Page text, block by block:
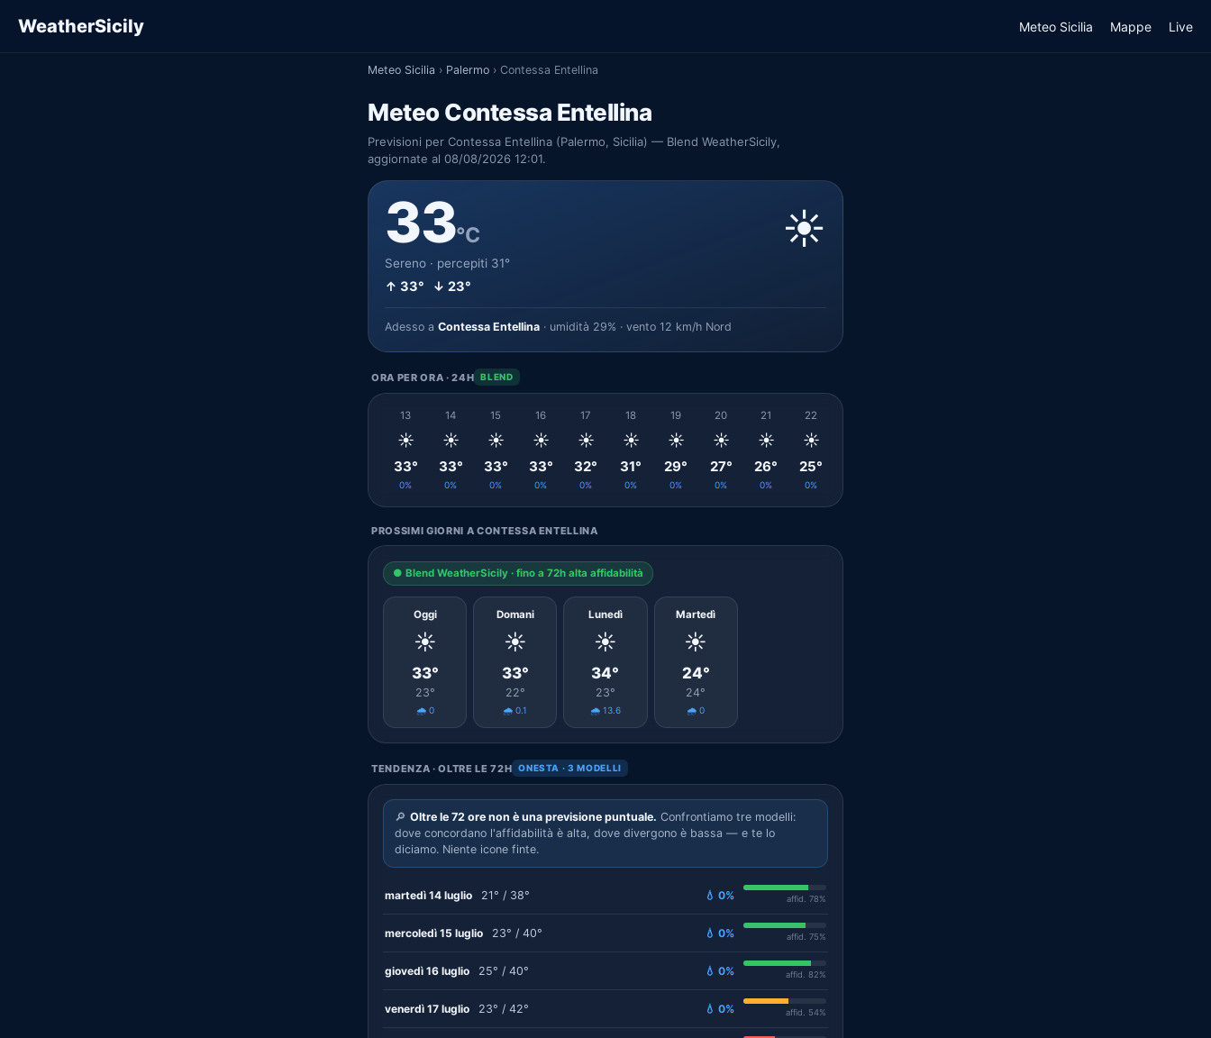
WeatherSicily Meteo Sicilia Mappe Live
Meteo Sicilia › Palermo › Contessa Entellina
Meteo Contessa Entellina
Previsioni per Contessa Entellina (Palermo, Sicilia) — Blend WeatherSicily,
aggiornate al 08/08/2026 12:01.
33°C
Sereno · percepiti 31°
↑ 33° ↓ 23°
☀️
Adesso a Contessa Entellina · umidità 29% · vento 12 km/h Nord
ORA PER ORA · 24H BLEND
13
☀️
33°
0%
14
☀️
33°
0%
15
☀️
33°
0%
16
☀️
33°
0%
17
☀️
32°
0%
18
☀️
31°
0%
19
☀️
29°
0%
20
☀️
27°
0%
21
☀️
26°
0%
22
☀️
25°
0%
PROSSIMI GIORNI A CONTESSA ENTELLINA
● Blend WeatherSicily · fino a 72h alta affidabilità
Oggi
☀️
33°
23°
🌧️ 0
Domani
☀️
33°
22°
🌧️ 0.1
Lunedì
☀️
34°
23°
🌧️ 13.6
Martedì
☀️
24°
24°
🌧️ 0
TENDENZA · OLTRE LE 72H ONESTA · 3 MODELLI
🔎 Oltre le 72 ore non è una previsione puntuale. Confrontiamo tre modelli:
dove concordano l'affidabilità è alta, dove divergono è bassa — e te lo
diciamo. Niente icone finte.
martedì 14 luglio 21° / 38° 💧 0% affid. 78%
mercoledì 15 luglio 23° / 40° 💧 0% affid. 75%
giovedì 16 luglio 25° / 40° 💧 0% affid. 82%
venerdì 17 luglio 23° / 42° 💧 0% affid. 54%